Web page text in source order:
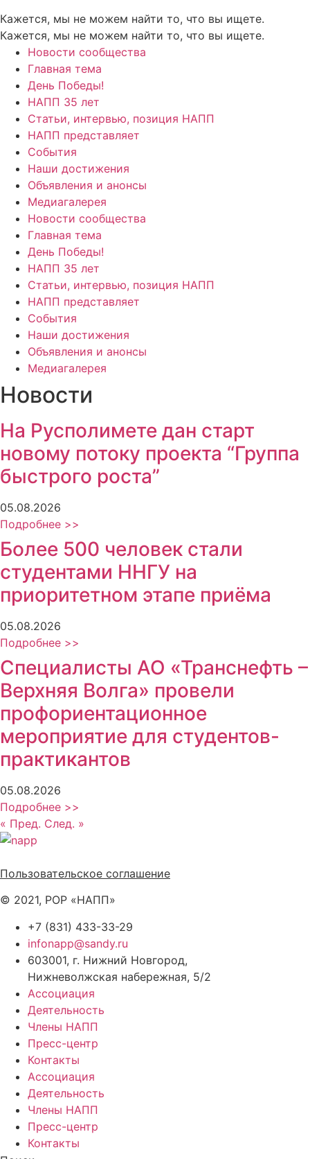
Кажется, мы не можем найти то, что вы ищете.
Кажется, мы не можем найти то, что вы ищете.
Новости сообщества
Главная тема
День Победы!
НАПП 35 лет
Статьи, интервью, позиция НАПП
НАПП представляет
События
Наши достижения
Объявления и анонсы
Медиагалерея
Новости сообщества
Главная тема
День Победы!
НАПП 35 лет
Статьи, интервью, позиция НАПП
НАПП представляет
События
Наши достижения
Объявления и анонсы
Медиагалерея
Новости
На Русполимете дан старт
новому потоку проекта “Группа
быстрого роста”
05.08.2026
Подробнее >>
Более 500 человек стали
студентами ННГУ на
приоритетном этапе приёма
05.08.2026
Подробнее >>
Специалисты АО «Транснефть –
Верхняя Волга» провели
профориентационное
мероприятие для студентов-
практикантов
05.08.2026
Подробнее >>
« Пред. След. »
Пользовательское соглашение
© 2021, РОР «НАПП»
+7 (831) 433-33-29
infonapp@sandy.ru
603001, г. Нижний Новгород,
Нижневолжская набережная, 5/2
Ассоциация
Деятельность
Члены НАПП
Пресс-центр
Контакты
Ассоциация
Деятельность
Члены НАПП
Пресс-центр
Контакты